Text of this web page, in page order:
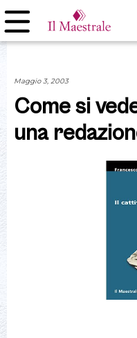
Maggio 3, 2003
Come si
una